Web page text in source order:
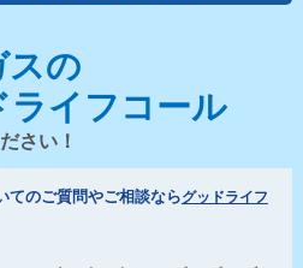
スの
ライフコール
さい！
てのご質問やご相談ならグッドライフ